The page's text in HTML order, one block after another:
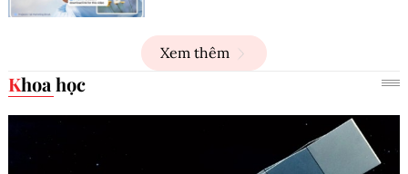
Xem thêm
Khoa học